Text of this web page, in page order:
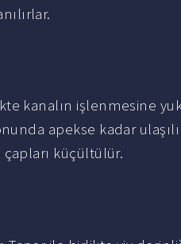
kanalın işlenmesine
apekse kadar
küçültülür.